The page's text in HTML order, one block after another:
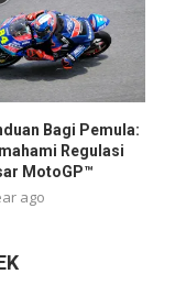
Bagi Pemula:
Regulasi
MotoGP™
ago